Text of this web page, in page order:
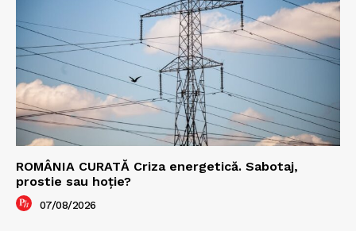
ROMÂNIA CURATĂ Criza energetică. Sabotaj,
prostie sau hoție?
07/08/2026